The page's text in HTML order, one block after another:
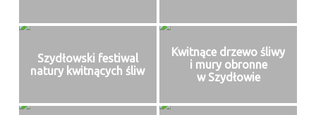
Szydłowski festiwal
natury kwitnących śliw
Kwitnące drzewo śliwy
i mury obronne
w Szydłowie